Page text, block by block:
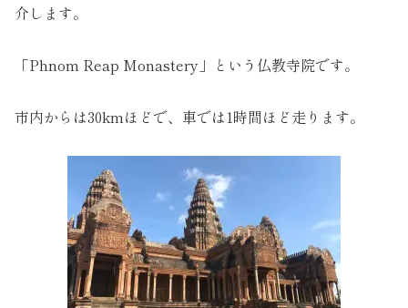
介します。
「Phnom Reap Monastery」という仏教寺院です。
市内からは30kmほどで、車では1時間ほど走ります。